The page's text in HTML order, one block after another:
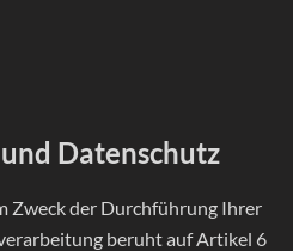
Datenschutz
Zweck der Durchführung Ihrer
beruht auf Artikel 6